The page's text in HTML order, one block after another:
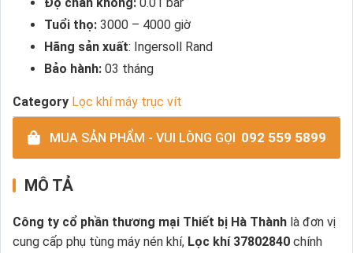
Tuổi thọ: 3000 – 4000 giờ
Hãng sản xuất: Ingersoll Rand
Bảo hành: 03 tháng
Category Lọc khí máy trục vít
MUA SẢN PHẨM - VUI LÒNG GỌI 092 559 5899
MÔ TẢ
Công ty cổ phần thương mại Thiết bị Hà Thành là đơn vị
cung cấp phụ tùng máy nén khí, Lọc khí 37802840 chính